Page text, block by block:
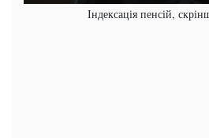
Індексація пенсій,